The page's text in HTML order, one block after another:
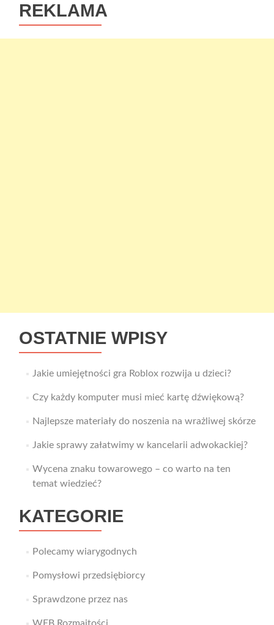
REKLAMA
OSTATNIE WPISY
Jakie umiejętności gra Roblox rozwija u dzieci?
Czy każdy komputer musi mieć kartę dźwiękową?
Najlepsze materiały do noszenia na wrażliwej skórze
Jakie sprawy załatwimy w kancelarii adwokackiej?
Wycena znaku towarowego – co warto na ten
temat wiedzieć?
KATEGORIE
Polecamy wiarygodnych
Pomysłowi przedsiębiorcy
Sprawdzone przez nas